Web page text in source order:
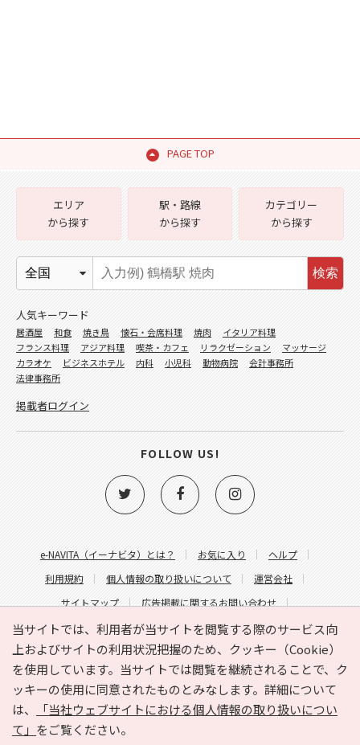
PAGE TOP
当サイトでは、利用者が当サイトを閲覧する際のサービス向
上およびサイトの利用状況把握のため、クッキー（Cookie）
を使用しています。当サイトでは閲覧を継続されることで、ク
ッキーの使用に同意されたものとみなします。詳細について
は、
「当社ウェブサイトにおける個人情報の取り扱いについ
て」 をご覧ください。
e-NAVITA（イーナビタ）とは？ お気に入り
ヘルプ
利用規約
個人情報の取り扱いについて
運営会社
サイトマップ
広告掲載に関するお問い合わせ
サイトの内容に関するお問い合わせ
エリア
から探す
駅・路線
から探す
カテゴリー
から探す
検索
人気キーワード
居酒屋 和食 焼き鳥 懐石・会席料理 焼肉
イタリア料理
フランス料理
アジア料理 喫茶・カフェ リラクゼーション
マッサージ
カラオケ
ビジネスホテル 内科 小児科 動物病院
会計事務所
法律事務所
掲載者ログイン
FOLLOW US!
Copyright © HYOJITO.Co.,Ltd. All Rights Reserved.